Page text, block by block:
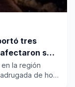
tres
sus
en la región
de hoy,